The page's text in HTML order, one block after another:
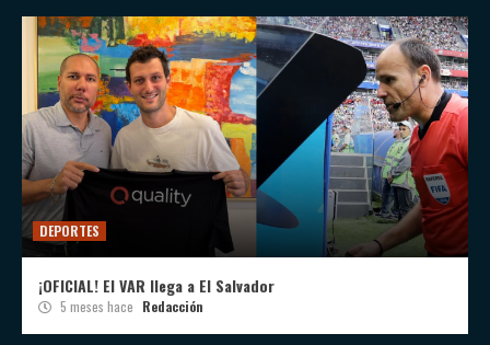
DEPORTES
¡OFICIAL! El VAR llega a El Salvador
5 meses hace Redacción